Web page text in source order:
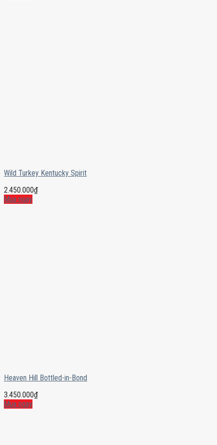
Wild Turkey Kentucky Spirit
2.450.000₫
Mua ngay
Heaven Hill Bottled-in-Bond
3.450.000₫
Mua ngay